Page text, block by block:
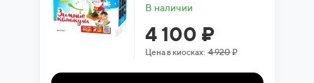
В наличии
4 100 ₽
Цена в киосках:4 920₽